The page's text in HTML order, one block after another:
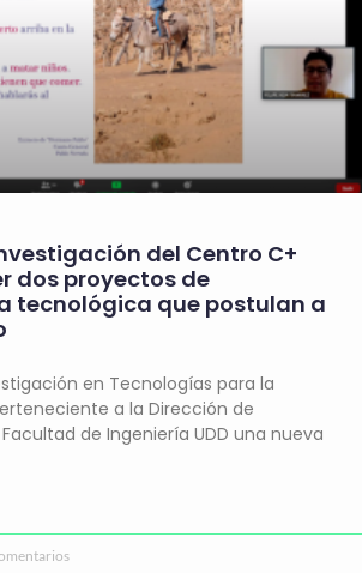
del Centro C+
dos proyectos de
tecnológica que postulan a
en Tecnologías para la
a la Dirección de
de Ingeniería UDD una nueva